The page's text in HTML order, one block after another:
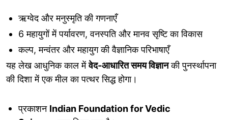
ऋग्वेद और मनुस्मृति की गणनाएँ
6 महायुगों में पर्यावरण, वनस्पति और मानव सृष्टि का विकास
कल्प, मन्वंतर और महायुग की वैज्ञानिक परिभाषाएँ
यह लेख आधुनिक काल मेंवेद-आधारित समय विज्ञानकी पुनर्स्थापना
की दिशा में एक मील का पत्थर सिद्ध होगा।
प्रकाशन Indian Foundation for Vedic